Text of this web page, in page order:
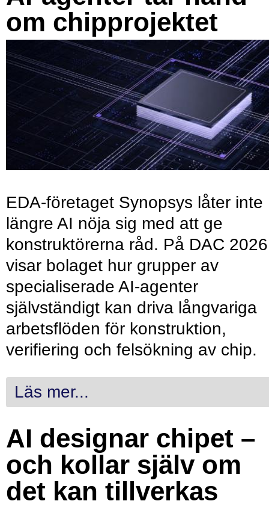
om chipprojektet
EDA-företaget Synopsys låter inte
längre AI nöja sig med att ge
konstruktörerna råd. På DAC 2026
visar bolaget hur grupper av
specialiserade AI-agenter
självständigt kan driva långvariga
arbetsflöden för konstruktion,
verifiering och felsökning av chip.
Läs mer...
AI designar chipet –
och kollar själv om
det kan tillverkas